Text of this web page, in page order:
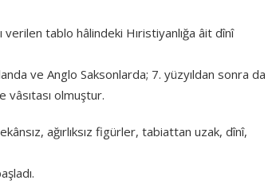
verilen tablo hâlindeki Hıristiyanlığa âit dînî
ve Anglo Saksonlarda; 7. yüzyıldan sonra da
olmuştur.
ağırlıksız figürler, tabiattan uzak, dînî,